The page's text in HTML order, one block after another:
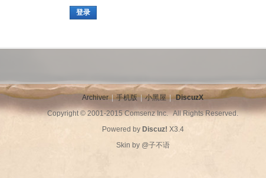
登录
Archiver | 手机版 | 小黑屋 | DiscuzX
Copyright © 2001-2015Comsenz Inc.All Rights Reserved.
Powered by Discuz! X3.4
Skin by @子不语